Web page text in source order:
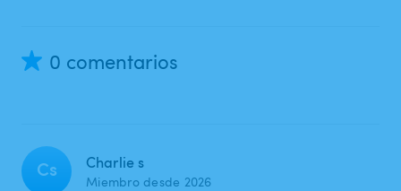
0 comentarios
Cs Charlie s
Miembro desde 2026